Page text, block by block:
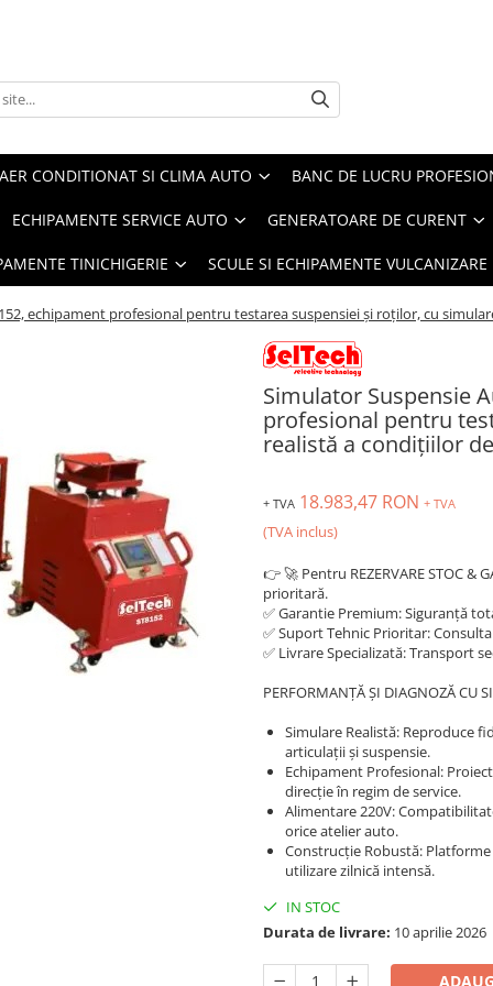
AER CONDITIONAT SI CLIMA AUTO BANC DE LUCRU
ECHIPAMENTE SERVICE AUTO GENERATOARE DE CURENT
TINICHIGERIE SCULE SI ECHIPAMENTE VULCANIZARE
echipament profesional pentru testarea suspensiei și roților, cu
Simulator Suspensie
profesional pentru
realistă a condițiilor
+ TVA 18.983,47 RON + TVA
(TVA inclus)
👉 🚀 Pentru REZERVARE STOC &
prioritară.
✅ Garantie Premium: Siguranță
✅ Suport Tehnic Prioritar:
✅ Livrare Specializată: Transport
PERFORMANȚĂ ȘI DIAGNOZĂ CU
Simulare Realistă: Reproduce
articulații și suspensie.
Echipament Profesional:
direcție în regim de service.
Alimentare 220V:
orice atelier auto.
Construcție Robustă:
utilizare zilnică intensă.
IN STOC
Durata de livrare: 10 aprilie 2026